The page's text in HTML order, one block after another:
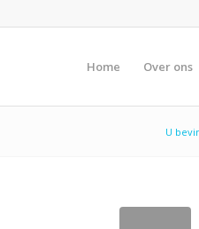
Home Over ons
U